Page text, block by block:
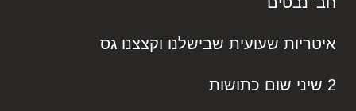
איטריות שעועית שבישלנו וקצצנו גס
2 שיני שום כתושות